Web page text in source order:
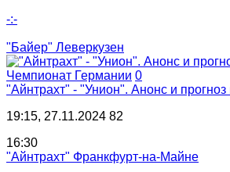
-:-
"Байер" Леверкузен
Чемпионат Германии 0
"Айнтрахт" - "Унион". Анонс и прогноз
19:15, 27.11.2024 82
16:30
"Айнтрахт" Франкфурт-на-Майне